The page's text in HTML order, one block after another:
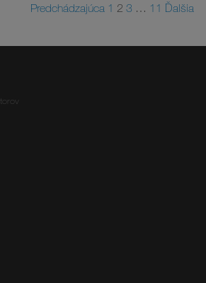
Predchádzajúca 1 2 3 … 11 Ďalšia